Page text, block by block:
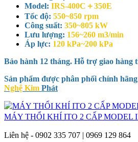
Model: IRS-400C＋350E
Tốc độ: 550~850 rpm
Công suất: 350~805 kW
Lưu lượng: 156~260 m3/min
Áp lực: 120 kPa~200 kPa
Bảo hành 12 tháng. Hỗ trợ giao hàng
Sản phẩm được phân phối chính
Nghệ Kim Phát
MÁY THỔI KHÍ ITO 2 CẤP MODEL
Liên hệ - 0902 335 707 | 0969 129 864